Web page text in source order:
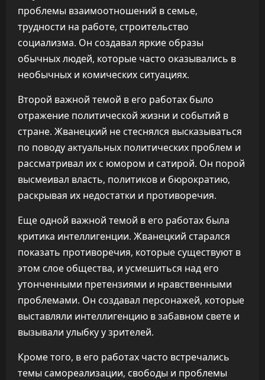
проблемы взаимоотношений в семье,
трудности на работе, строительство
социализма. Он создавал яркие образы
обычных людей, которые часто оказывались в
необычных и комических ситуациях.
Второй важной темой в его работах было
отражение политической жизни и событий в
стране. Жванецкий не стеснялся высказываться
по поводу актуальных политических проблем и
рассматривал их с юмором и сатирой. Он порой
высмеивал власть, политиков и бюрократию,
раскрывая их недостатки и противоречия.
Еще одной важной темой в его работах была
критика интеллигенции. Жванецкий старался
показать противоречия, которые существуют в
этом слое общества, и усмешиться над его
утонченными претензиями и нравственными
проблемами. Он создавал персонажей, которые
выставляли интеллигенцию в забавном свете и
вызывали улыбку у зрителей.
Кроме того, в его работах часто встречались
темы самореализации, свободы и проблемы